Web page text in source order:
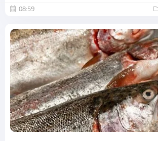
08:59